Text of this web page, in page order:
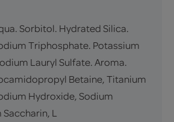
Sorbitol. Hydrated Silica.
Triphosphate. Potassium
Lauryl Sulfate. Aroma.
Betaine, Titanium
Hydroxide, Sodium
L